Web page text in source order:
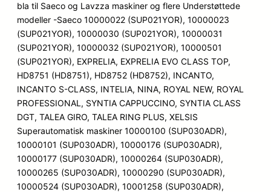
bla til Saeco og Lavzza maskiner og flere Understøttede
modeller -Saeco 10000022 (SUP021YOR), 10000023
(SUP021YOR), 10000030 (SUP021YOR), 10000031
(SUP021YOR), 10000032 (SUP021YOR), 10000501
(SUP021YOR), EXPRELIA, EXPRELIA EVO CLASS TOP,
HD8751 (HD8751), HD8752 (HD8752), INCANTO,
INCANTO S-CLASS, INTELIA, NINA, ROYAL NEW, ROYAL
PROFESSIONAL, SYNTIA CAPPUCCINO, SYNTIA CLASS
DGT, TALEA GIRO, TALEA RING PLUS, XELSIS
Superautomatisk maskiner 10000100 (SUP030ADR),
10000101 (SUP030ADR), 10000176 (SUP030ADR),
10000177 (SUP030ADR), 10000264 (SUP030ADR),
10000265 (SUP030ADR), 10000290 (SUP030ADR),
10000524 (SUP030ADR), 10001258 (SUP030ADR),